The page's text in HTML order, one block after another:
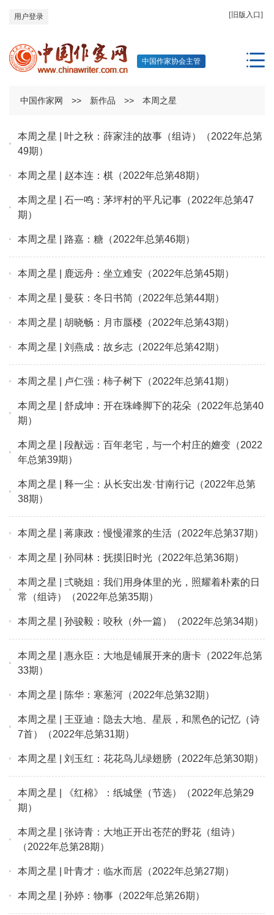
[旧版入口]
用户登录
中国作家协会主管
中国作家网 >> 新作品 >> 本周之星
本周之星 | 叶之秋：薛家洼的故事（组诗）（2022年总第
49期）
本周之星 | 赵本连：棋（2022年总第48期）
本周之星 | 石一鸣：茅坪村的平凡记事（2022年总第47
期）
本周之星 | 路嘉：糖（2022年总第46期）
本周之星 | 鹿远舟：坐立难安（2022年总第45期）
本周之星 | 曼荻：冬日书简（2022年总第44期）
本周之星 | 胡晓畅：月市蜃楼（2022年总第43期）
本周之星 | 刘燕成：故乡志（2022年总第42期）
本周之星 | 卢仁强：柿子树下（2022年总第41期）
本周之星 | 舒成坤：开在珠峰脚下的花朵（2022年总第40
期）
本周之星 | 段猷远：百年老宅，与一个村庄的嬗变（2022
年总第39期）
本周之星 | 释一尘：从长安出发·甘南行记（2022年总第
38期）
本周之星 | 蒋康政：慢慢灌浆的生活（2022年总第37期）
本周之星 | 孙同林：抚摸旧时光（2022年总第36期）
本周之星 | 弍晓姐：我们用身体里的光，照耀着朴素的日
常（组诗）（2022年总第35期）
本周之星 | 孙骏毅：咬秋（外一篇）（2022年总第34期）
本周之星 | 惠永臣：大地是铺展开来的唐卡（2022年总第
33期）
本周之星 | 陈华：寒葱河（2022年总第32期）
本周之星 | 王亚迪：隐去大地、星辰，和黑色的记忆（诗
7首）（2022年总第31期）
本周之星 | 刘玉红：花花鸟儿绿翅膀（2022年总第30期）
本周之星 | 《红棉》：纸城堡（节选）（2022年总第29
期）
本周之星 | 张诗青：大地正开出苍茫的野花（组诗）
（2022年总第28期）
本周之星 | 叶青才：临水而居（2022年总第27期）
本周之星 | 孙婷：物事（2022年总第26期）